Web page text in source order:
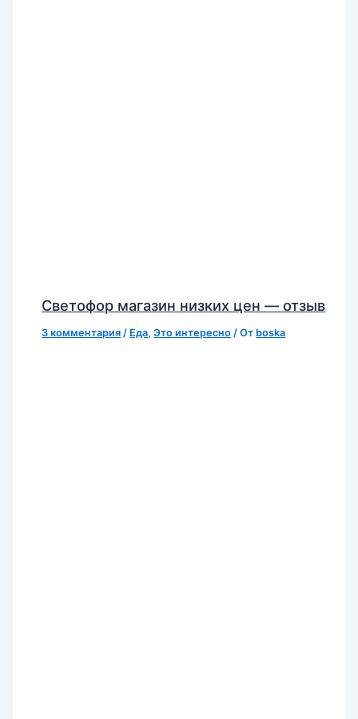
Светофор магазин низких цен — отзыв
3 комментария / Еда,Это интересно / От boska